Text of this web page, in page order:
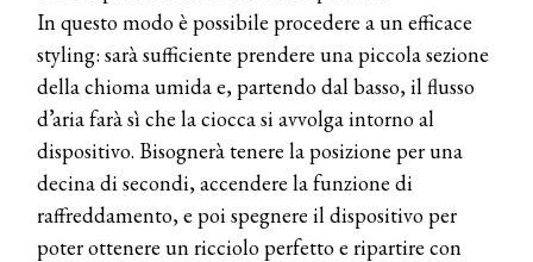
In questo modo è possibile procedere a un efficace
styling: sarà sufficiente prendere una piccola sezione
della chioma umida e, partendo dal basso, il flusso
d’aria farà sì che la ciocca si avvolga intorno al
dispositivo. Bisognerà tenere la posizione per una
decina di secondi, accendere la funzione di
raffreddamento, e poi spegnere il dispositivo per
poter ottenere un ricciolo perfetto e ripartire con